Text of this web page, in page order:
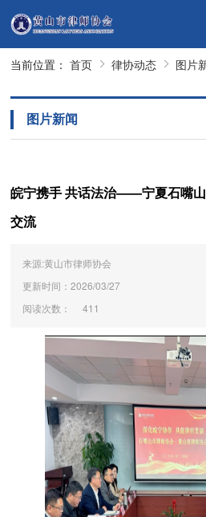
当前位置： 首页 律协动态 图片
图片新闻
皖宁携手 共话法治——宁夏石嘴
交流
来源:黄山市律师协会
更新时间：2026/03/27
阅读次数：
411